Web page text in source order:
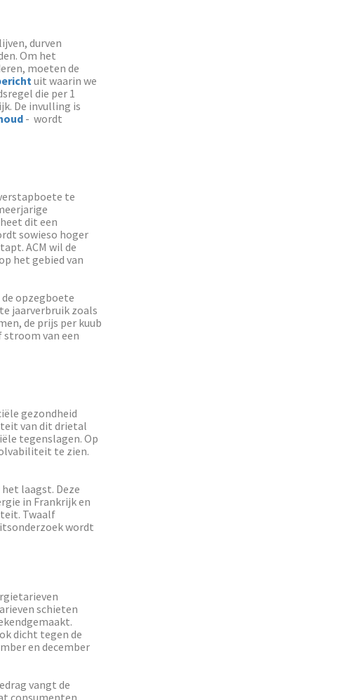
durven
Om het
moeten de
uit waarin we
die per 1
De invulling is
- wordt
te
dit een
sowieso hoger
ACM wil de
het gebied van
opzegboete
jaarverbruik zoals
de prijs per kuub
van een
gezondheid
van dit drietal
tegenslagen. Op
te zien.
laagst. Deze
in Frankrijk en
Twaalf
wordt
schieten
dicht tegen de
en december
vangt de
consumenten